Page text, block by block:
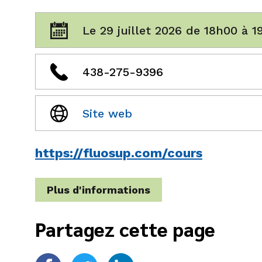
Le 29 juillet 2026 de 18h00 à
438-275-9396
Site web
https://fluosup.com/cours
Plus d'informations
Partagez cette page